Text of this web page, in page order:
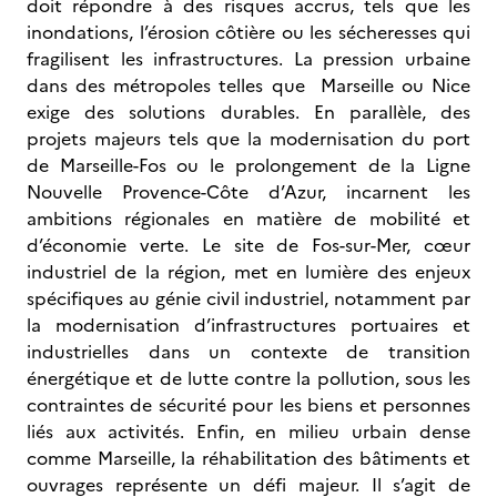
doit répondre à des risques accrus, tels que les
inondations, l’érosion côtière ou les sécheresses qui
fragilisent les infrastructures. La pression urbaine
dans des métropoles telles que Marseille ou Nice
exige des solutions durables. En parallèle, des
projets majeurs tels que la modernisation du port
de Marseille-Fos ou le prolongement de la Ligne
Nouvelle Provence-Côte d’Azur, incarnent les
ambitions régionales en matière de mobilité et
d’économie verte. Le site de Fos-sur-Mer, cœur
industriel de la région, met en lumière des enjeux
spécifiques au génie civil industriel, notamment par
la modernisation d’infrastructures portuaires et
industrielles dans un contexte de transition
énergétique et de lutte contre la pollution, sous les
contraintes de sécurité pour les biens et personnes
liés aux activités. Enfin, en milieu urbain dense
comme Marseille, la réhabilitation des bâtiments et
ouvrages représente un défi majeur. Il s’agit de